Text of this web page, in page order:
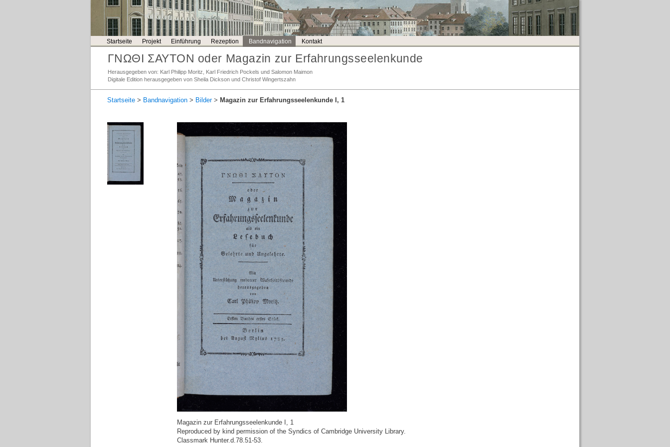
Startseite Projekt Einführung Rezeption Bandnavigation Kontakt
ΓΝΩΘΙ ΣΑΥΤΟΝ oder Magazin zur Erfahrungsseelenkunde
Herausgegeben von: Karl Philipp Moritz, Karl Friedrich Pockels und Salomon Maimon
Digitale Edition herausgegeben von Sheila Dickson und Christof Wingertszahn
Startseite > Bandnavigation > Bilder> Magazin zur Erfahrungsseelenkunde I, 1
Magazin zur Erfahrungsseelenkunde I, 1
Reproduced by kind permission of the Syndics of Cambridge University Library.
Classmark Hunter.d.78.51-53.